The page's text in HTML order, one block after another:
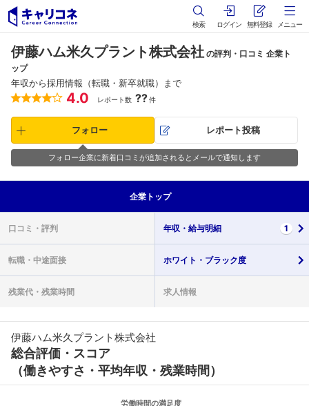
検索 ログイン 無料登録 メニュー
伊藤ハム米久プラント株式会社 の評判・口コミ 企業ト
ップ
年収から採用情報（転職・新卒就職）まで
4.0 レポート数 ??件
フォロー レポート投稿
フォロー企業に新着口コミが追加されるとメールで通知します
企業 トップ
口コミ・ 評判 年収・ 給与明細 1
転職・ 中途面接 ホワイト・ ブラック度
残業代・ 残業時間 求人情報
伊藤ハム米久プラント株式会社
総合評価・スコア
（働きやすさ・平均年収・残業時間）